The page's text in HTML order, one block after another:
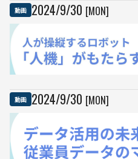
動画 2024/9/30 [MON]
動画 2024/9/30 [MON]